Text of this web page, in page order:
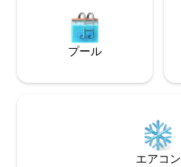
プール
エアコン